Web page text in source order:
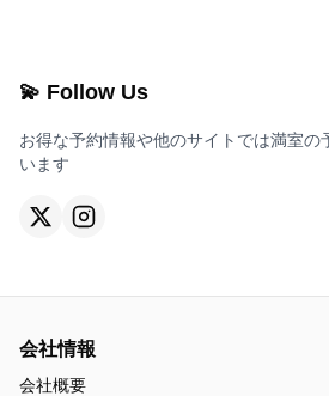
💫 Follow Us
お得な予約情報や他のサイトでは満室の
います
会社情報
会社概要